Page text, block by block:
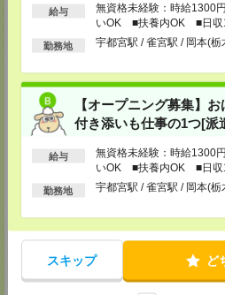
給与
無資格未経験：時給1300
いOK ■扶養内OK ■日収1
以上
勤務地 宇都宮駅 / 雀宮駅 / 岡本(栃
【オープニング募集】
付き添いも仕事の1つ[派
給与
無資格未経験：時給1300
いOK ■扶養内OK ■日収1
以上
勤務地 宇都宮駅 / 雀宮駅 / 岡本(栃
スキップ ど
メディカルケア事業部 新宿オフィス
東京都新宿区新宿2-3-10 新宿御苑ビル6階
TEL：0120-457-235
担当：採用担当
メディカルケア事業部 立川事業部
東京都立川市錦町1-12-14
TEL：0120-934-200
MAIL：tenshoku@nikken-ts.jp
担当：採用担当
メディカルケア事業部 町田オフィス
担当：採用担当